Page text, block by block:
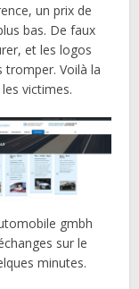
un prix de
bas. De faux
et les logos
tromper. Voilà la
victimes.
gmbh
sur le
minutes.